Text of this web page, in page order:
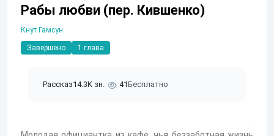
Рабы любви (пер. Кившенко)
Кнут Гамсун
Завершено 1 глава
Рассказ14.3K зн. 41Бесплатно